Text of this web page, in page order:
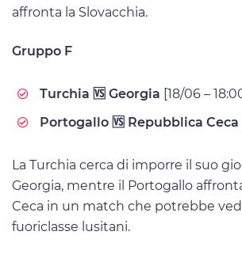
affronta la Slovacchia.
Gruppo F
Turchia 🆚 Georgia [18/06 –
Portogallo 🆚 Repubblica Ceca
La Turchia cerca di imporre il suo
Georgia, mentre il Portogallo
Ceca in un match che potrebbe
fuoriclasse lusitani.